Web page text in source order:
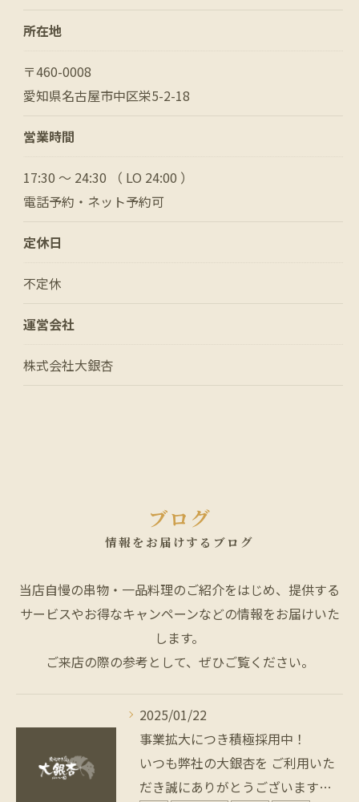
所在地
〒460-0008
愛知県名古屋市中区栄5-2-18
営業時間
17:30 ～ 24:30 （ LO 24:00 ）
電話予約・ネット予約可
定休日
不定休
運営会社
株式会社大銀杏
情報をお届けするブログ
ブログ
当店自慢の串物・一品料理のご紹介をはじめ、提供する
サービスやお得なキャンペーンなどの情報をお届けいた
します。
ご来店の際の参考として、ぜひご覧ください。
2025/01/22
事業拡大につき積極採用中！
いつも弊社の大銀杏を ご利用いた
だき誠にありがとうございます…